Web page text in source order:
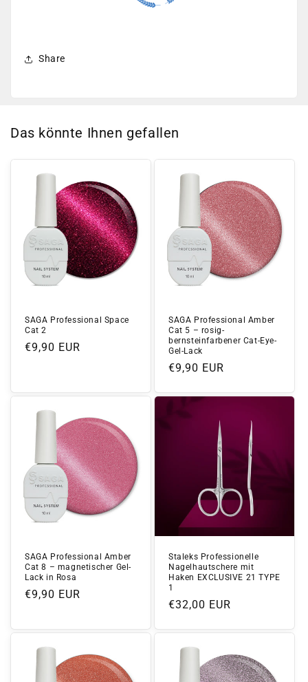
Share
Das könnte Ihnen gefallen
SAGA Professional Space
Cat 2
Normaler
€9,90 EUR
SAGA Professional Amber
Cat 5 – rosig-
bernsteinfarbener Cat-Eye-
Gel-Lack
Normaler
€9,90 EUR
SAGA Professional Amber
Cat 8 – magnetischer Gel-
Lack in Rosa
Normaler
€9,90 EUR
Staleks Professionelle
Nagelhautschere mit
Haken EXCLUSIVE 21 TYPE
1
Normaler
€32,00 EUR